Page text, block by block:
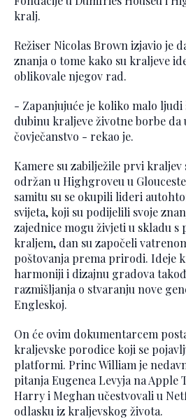
kralj.
Režiser Nicolas Brown izjavio je
znanja o tome kako su kraljeve
oblikovale njegov rad.
- Zapanjujuće je koliko malo ljudi
dubinu kraljeve životne borbe
čovječanstvo - rekao je.
Kamere su zabilježile prvi
održan u Highgroveu u
samitu su se okupili lideri
svijeta, koji su podijelili svoje
zajednice mogu živjeti u skladu
kraljem, dan su započeli
poštovanja prema prirodi. Ideje
harmoniji i dizajnu gradova
razmišljanja o stvaranju nove
Engleskoj.
On će ovim dokumentarcem
kraljevske porodice koji se
platformi. Princ William je
pitanja Eugenea Levyja na Apple
Harry i Meghan učestvovali u
odlasku iz kraljevskog života.